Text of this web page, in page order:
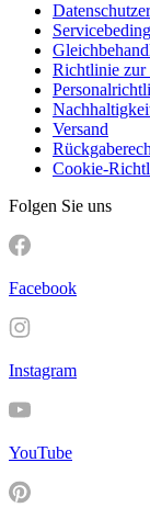
Richtlinie zur
Versand
Cookie-
Folgen Sie uns
Facebook
Instagram
YouTube